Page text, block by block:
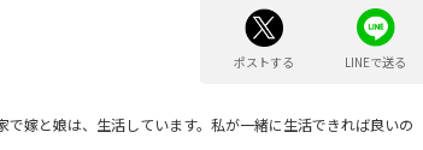
ポストする LINEで送る
嫁と娘は、生活しています。私が一緒に生活できれば良いの